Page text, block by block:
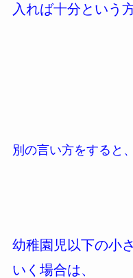
入れば十分という方
別の言い方をすると、
幼稚園児以下の小
いく場合は、